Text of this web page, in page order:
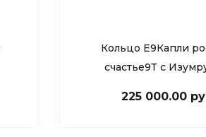
Кольцо Е9Капли
счастье9Т c
225 000.00